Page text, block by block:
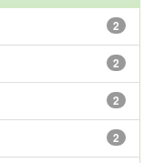
2
2
2
2